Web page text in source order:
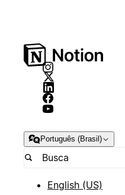
Português (Brasil)
English (US)